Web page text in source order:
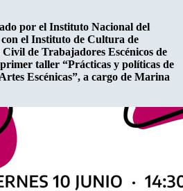
por el Instituto Nacional del
el Instituto de Cultura de
de Trabajadores Escénicos de
taller “Prácticas y políticas de
Escénicas”, a cargo de Marina